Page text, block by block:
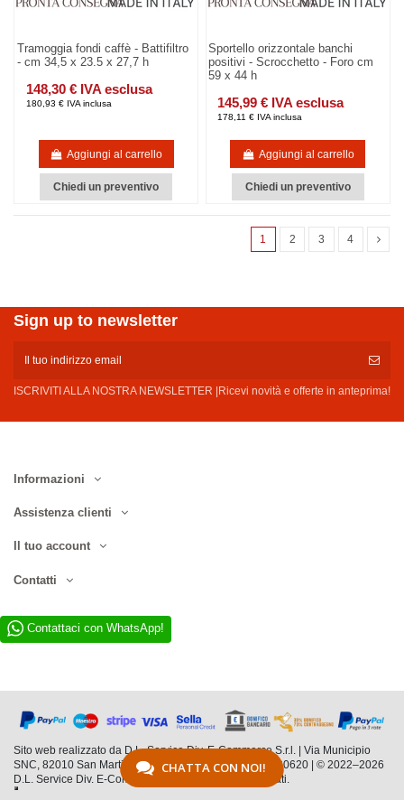
Tramoggia fondi caffè - Battifiltro
- cm 34,5 x 23.5 x 27,7 h
148,30 € IVA esclusa
180,93 € IVA inclusa
Aggiungi al carrello
Chiedi un preventivo
Sportello orizzontale banchi
positivi - Scrocchetto - Foro cm
59 x 44 h
145,99 € IVA esclusa
178,11 € IVA inclusa
Aggiungi al carrello
Chiedi un preventivo
1 2 3 4
Sign up to newsletter
ISCRIVITI ALLA NOSTRA NEWSLETTER |Ricevi novità e offerte in anteprima!
Informazioni
Assistenza clienti
Il tuo account
Contatti
Contattaci con WhatsApp!
Sito web realizzato da D.L. Service Div. E-Commerce S.r.l. | Via Municipio
SNC, 82010 San Martino Sannita (BN) | P. IVA 01680130620 | © 2022–2026
D.L. Service Div. E-Commerce S.r.l. | Tutti i diritti riservati.
CHATTA CON NOI!